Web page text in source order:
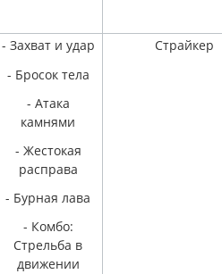
- Захват и удар
- Бросок тела
- Атака
камнями
- Жестокая
расправа
- Бурная лава
- Комбо:
Стрельба в
движении
Страйкер